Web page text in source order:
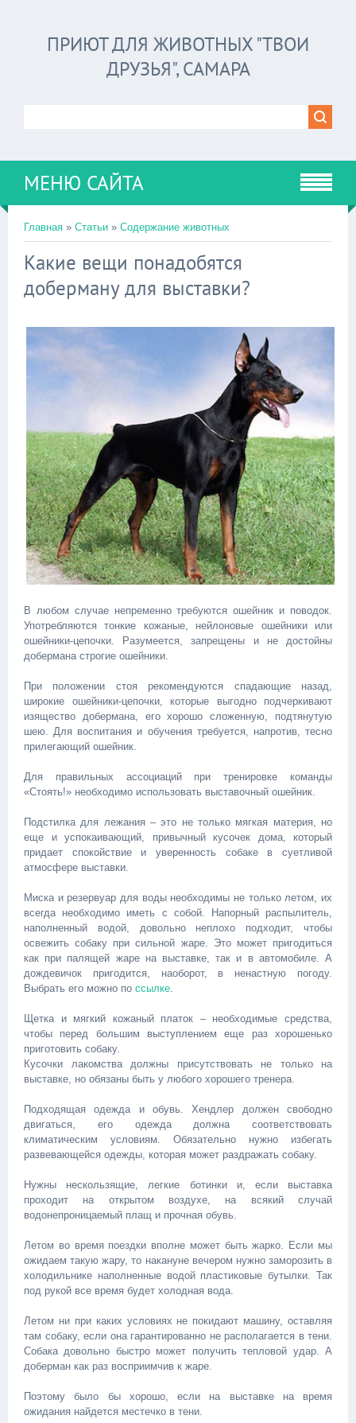
ПРИЮТ ДЛЯ ЖИВОТНЫХ "ТВОИ
ДРУЗЬЯ", САМАРА
МЕНЮ САЙТА
Главная » Статьи » Содержание животных
Какие вещи понадобятся
доберману для выставки?
В любом случае непременно требуются ошейник и поводок.
Употребляются тонкие кожаные, нейлоновые ошейники или
ошейники-цепочки. Разумеется, запрещены и не достойны
добермана строгие ошейники.
При положении стоя рекомендуются спадающие назад,
широкие ошейники-цепочки, которые выгодно подчеркивают
изящество добермана, его хорошо сложенную, подтянутую
шею. Для воспитания и обучения требуется, напротив, тесно
прилегающий ошейник.
Для правильных ассоциаций при тренировке команды
«Стоять!» необходимо использовать выставочный ошейник.
Подстилка для лежания – это не только мягкая материя, но
еще и успокаивающий, привычный кусочек дома, который
придает спокойствие и уверенность собаке в суетливой
атмосфере выставки.
Миска и резервуар для воды необходимы не только летом, их
всегда необходимо иметь с собой. Напорный распылитель,
наполненный водой, довольно неплохо подходит, чтобы
освежить собаку при сильной жаре. Это может пригодиться
как при палящей жаре на выставке, так и в автомобиле. А
дождевичок пригодится, наоборот, в ненастную погоду.
Выбрать его можно по ссылке
Щетка и мягкий кожаный платок – необходимые средства,
чтобы перед большим выступлением еще раз хорошенько
приготовить собаку.
Кусочки лакомства должны присутствовать не только на
выставке, но обязаны быть у любого хорошего тренера.
Подходящая одежда и обувь. Хендлер должен свободно
двигаться, его одежда должна соответствовать
климатическим условиям. Обязательно нужно избегать
развевающейся одежды, которая может раздражать собаку.
Нужны нескользящие, легкие ботинки и, если выставка
проходит на открытом воздухе, на всякий случай
водонепроницаемый плащ и прочная обувь.
Летом во время поездки вполне может быть жарко. Если мы
ожидаем такую жару, то накануне вечером нужно заморозить в
холодильнике наполненные водой пластиковые бутылки. Так
под рукой все время будет холодная вода.
Летом ни при каких условиях не покидают машину, оставляя
там собаку, если она гарантированно не располагается в тени.
Собака довольно быстро может получить тепловой удар. А
доберман как раз восприимчив к жаре.
Поэтому было бы хорошо, если на выставке на время
ожидания найдется местечко в тени.